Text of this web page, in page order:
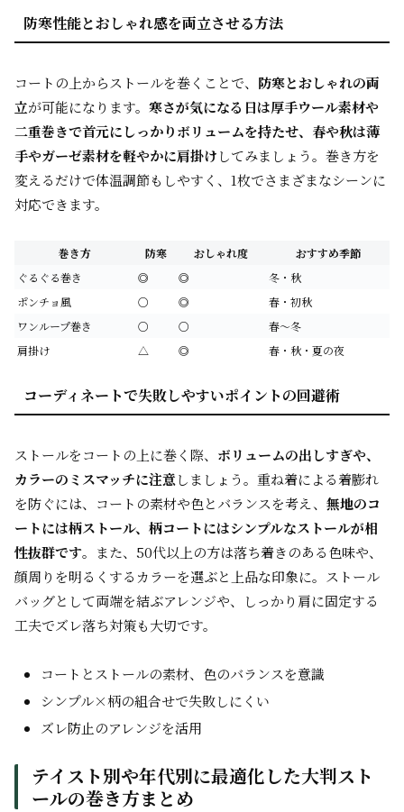
防寒性能とおしゃれ感を両立させる方法
コートの上からストールを巻くことで、 防寒とおしゃれの両
立が可能になります。 寒さが気になる日は厚手ウール素材や
二重巻きで首元にしっかりボリュームを持たせ、春や秋は薄
手やガーゼ素材を軽やかに肩掛けしてみましょう。巻き方を
変えるだけで体温調節もしやすく、1枚でさまざまなシーンに
対応できます。
巻き方 防寒 おしゃれ度
おすすめ季節
ぐるぐる巻き
◎ ◎
冬・秋
ポンチョ風
○ ◎
春・初秋
ワンループ巻き
○ ○
春〜冬
肩掛け
△ ◎ 春・秋・夏の夜
コーディネートで失敗しやすいポイントの回避術
ストールをコートの上に巻く際、 ボリュームの出しすぎや、
カラーのミスマッチに注意しましょう。重ね着による着膨れ
を防ぐには、コートの素材や色とバランスを考え、 無地のコ
ートには柄ストール、柄コートにはシンプルなストールが相
性抜群です。また、50代以上の方は落ち着きのある色味や、
顔周りを明るくするカラーを選ぶと上品な印象に。ストール
バッグとして両端を結ぶアレンジや、しっかり肩に固定する
工夫でズレ落ち対策も大切です。
コートとストールの素材、色のバランスを意識
シンプル×柄の組合せで失敗しにくい
ズレ防止のアレンジを活用
テイスト別や年代別に最適化した大判スト
ールの巻き方まとめ